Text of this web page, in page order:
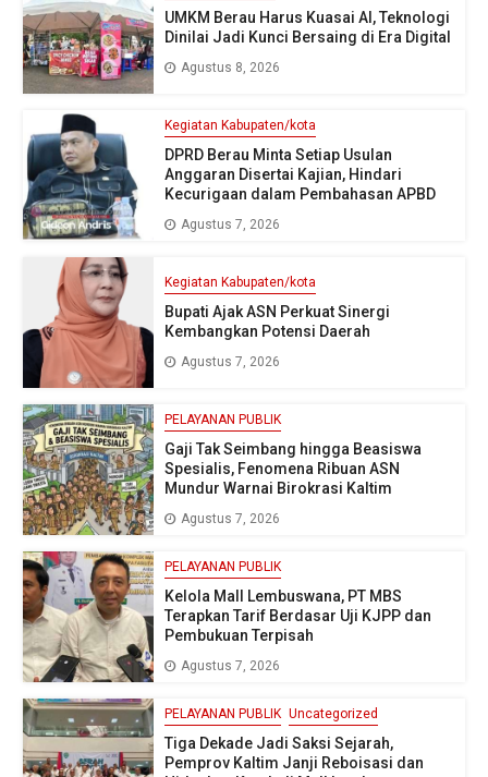
UMKM Berau Harus Kuasai AI, Teknologi
Dinilai Jadi Kunci Bersaing di Era Digital
Agustus 8, 2026
Kegiatan Kabupaten/kota
DPRD Berau Minta Setiap Usulan
Anggaran Disertai Kajian, Hindari
Kecurigaan dalam Pembahasan APBD
Agustus 7, 2026
Kegiatan Kabupaten/kota
Bupati Ajak ASN Perkuat Sinergi
Kembangkan Potensi Daerah
Agustus 7, 2026
PELAYANAN PUBLIK
Gaji Tak Seimbang hingga Beasiswa
Spesialis, Fenomena Ribuan ASN
Mundur Warnai Birokrasi Kaltim
Agustus 7, 2026
PELAYANAN PUBLIK
Kelola Mall Lembuswana, PT MBS
Terapkan Tarif Berdasar Uji KJPP dan
Pembukuan Terpisah
Agustus 7, 2026
PELAYANAN PUBLIK Uncategorized
Tiga Dekade Jadi Saksi Sejarah,
Pemprov Kaltim Janji Reboisasi dan